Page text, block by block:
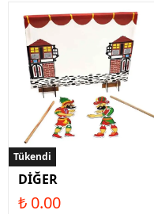
Tükendi
DİĞER
₺ 0.00